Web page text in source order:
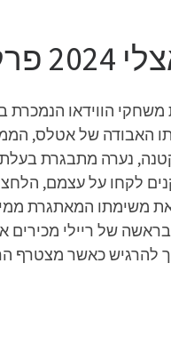
ישירה
הווידאו הנמכרת
האבודה של אטלס,
לקחו על עצמם,
משימתו המאתגרת
של ריילי
להרגיש כאשר